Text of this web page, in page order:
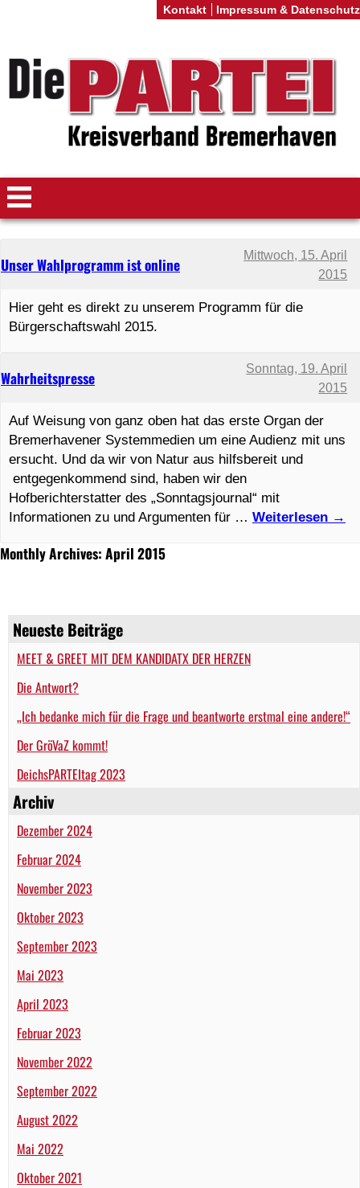
Neueste Beiträge
MEET & GREET MIT DEM KANDIDATX DER HERZEN
Die Antwort?
„Ich bedanke mich für die Frage und beantworte erstmal eine andere!“
Der GröVaZ kommt!
DeichsPARTEItag 2023
Archiv
Dezember 2024
Februar 2024
November 2023
Oktober 2023
September 2023
Mai 2023
April 2023
Februar 2023
November 2022
September 2022
August 2022
Mai 2022
Oktober 2021
Monthly Archives: April 2015
Wahrheitspresse
Sonntag, 19. April
2015
Auf Weisung von ganz oben hat das erste Organ der
Bremerhavener Systemmedien um eine Audienz mit uns
ersucht. Und da wir von Natur aus hilfsbereit und
entgegenkommend sind, haben wir den
Hofberichterstatter des „Sonntagsjournal“ mit
Informationen zu und Argumenten für … Weiterlesen →
Unser Wahlprogramm ist online
Mittwoch, 15. April
2015
Hier geht es direkt zu unserem Programm für die
Bürgerschaftswahl 2015.
Kontakt Impressum & Datenschutz